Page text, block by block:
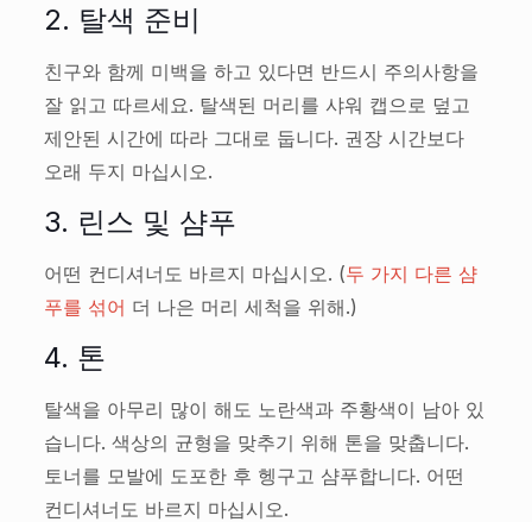
2. 탈색 준비
친구와 함께 미백을 하고 있다면 반드시 주의사항을
잘 읽고 따르세요. 탈색된 머리를 샤워 캡으로 덮고
제안된 시간에 따라 그대로 둡니다. 권장 시간보다
오래 두지 마십시오.
3. 린스 및 샴푸
어떤 컨디셔너도 바르지 마십시오. (두 가지 다른 샴
푸를 섞어 더 나은 머리 세척을 위해.)
4. 톤
탈색을 아무리 많이 해도 노란색과 주황색이 남아 있
습니다. 색상의 균형을 맞추기 위해 톤을 맞춥니다.
토너를 모발에 도포한 후 헹구고 샴푸합니다. 어떤
컨디셔너도 바르지 마십시오.